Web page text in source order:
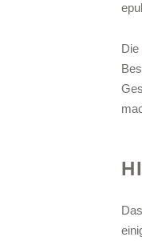
Die